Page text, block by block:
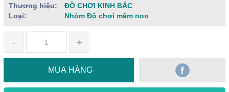
Thương hiệu:
ĐỒ CHƠI KINH BẮC
Loại:
Nhóm Đồ chơi mầm non
- +
MUA HÀNG